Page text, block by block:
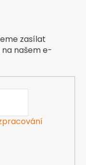
zasílat
našem e-